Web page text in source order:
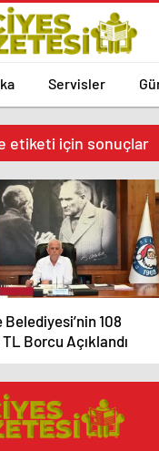
Servisler
etiketi için sonuçlar
Belediyesi’nin 108
Borcu Açıklandı